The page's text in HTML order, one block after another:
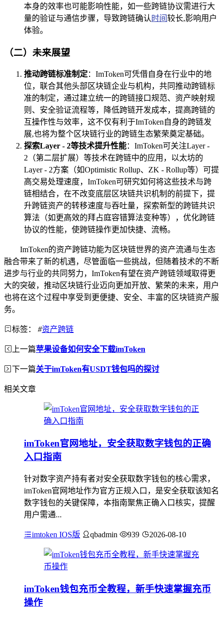
本身的效率也可能影响性能，如一些跨链协议需进行大
量的验证与通信步骤，导致跨链确认 时间较长,影响用户
体验。
（二）未来展望
推动跨链标准制定：ImToken可凭借自身在行业中的地
位，联合其他头部区块链企业与机构，共同推动跨链标
准的制定，通过建立统一的跨链接口规范、资产映射规
则、安全验证流程等，降低跨链开发成本，提高跨链的
互操作性与效率，这不仅有利于ImToken自身的跨链发
展,也将为整个区块链行业的跨链生态繁荣奠定基础。
探索Layer - 2等技术提升性能：ImToken可关注Layer -
2（第二层扩展）等技术在跨链中的应用，以太坊的
Layer - 2方案（如Optimistic Rollup、ZK - Rollup等）可提
高交易处理速度，ImToken可研究如何将这些技术与跨
链相结合，在不改变底层区块链共识机制的前提下，提
升跨链资产的转移速度与吞吐量，探索新型的跨链共识
算法（如更高效的拜占庭容错算法变种等），优化跨链
协议的性能，使跨链操作更加快捷、流畅。
ImToken的资产跨链功能为区块链世界的资产流通与生态
融合带来了新的机遇，尽管面临一些挑战，但随着技术的不断
进步与行业的共同努力，ImToken有望在资产跨链领域取得更
大的突破，推动区块链行业迈向更加开放、繁荣的未来，用户
也将在这个过程中享受到更便捷、安全、丰富的区块链资产服
务。
标签： #资产跨链
上一篇苹果设备如何安全下载imToken
下一篇关于imToken有USDT钱包吗的探讨
相关文章
imToken官网地址，安全获取数字钱包的正确
入口指南
针对数字资产持有者对安全获取数字钱包的核心需求，
imToken官网地址作为官方正规入口，是安全获取该知名
数字钱包的关键保障，本指南聚焦正确入口核实，提醒
用户需通...
imtoken IOS版 qbadmin 939 2026-08-10
imToken钱包充币全教程，新手快速掌握充币
操作